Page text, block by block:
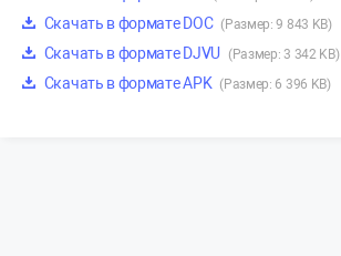
Скачать в формате DOC (Размер: 9 843 KB)
Скачать в формате DJVU (Размер: 3 342 KB)
Скачать в формате APK (Размер: 6 396 KB)